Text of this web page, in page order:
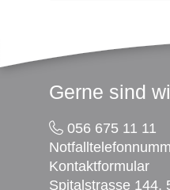
Footer
Gerne sind
056 675 11 11
Kontaktformular
Spitalstrasse 144,